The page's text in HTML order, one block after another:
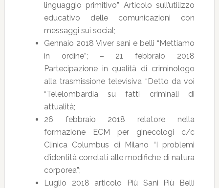
linguaggio primitivo” Articolo sull’utilizzo
educativo delle comunicazioni con
messaggi sui social;
Gennaio 2018 Viver sani e belli “Mettiamo
in ordine”; – 21 febbraio 2018
Partecipazione in qualità di criminologo
alla trasmissione televisiva “Detto da voi
“Telelombardia su fatti criminali di
attualità;
26 febbraio 2018 relatore nella
formazione ECM per ginecologi c/c
Clinica Columbus di Milano “I problemi
d’identità correlati alle modifiche di natura
corporea”;
Luglio 2018 articolo Più Sani Più Belli